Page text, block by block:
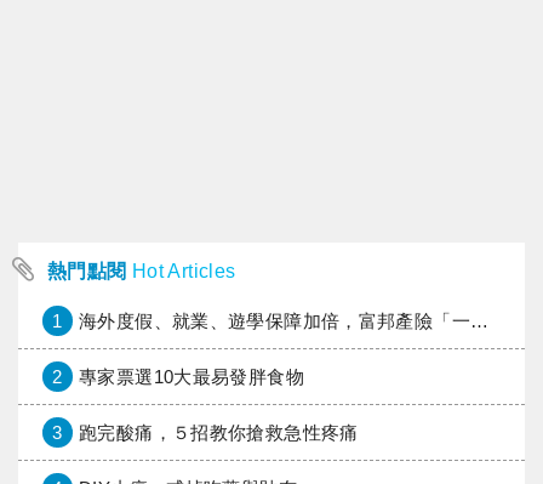
熱門點閱 Hot Articles
1 海外度假、就業、遊學保障加倍，富邦產險「一期逐夢」專案加碼遠距醫療與緊急救援
2 專家票選10大最易發胖食物
3 跑完酸痛，５招教你搶救急性疼痛